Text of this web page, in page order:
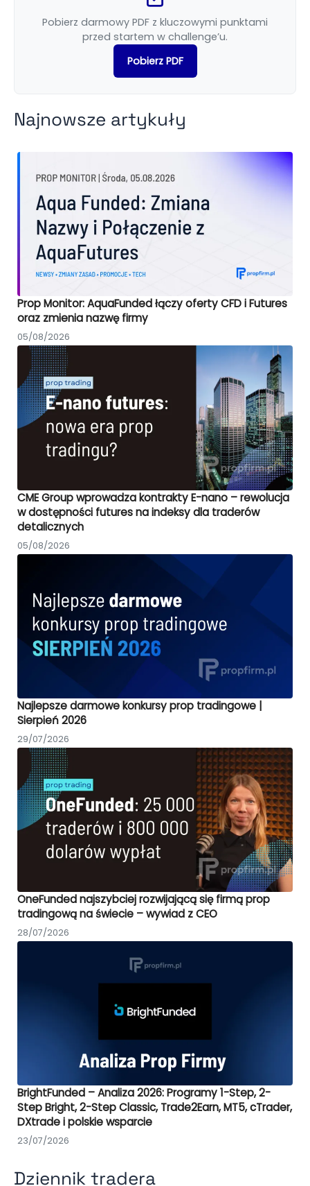
Pobierz darmowy PDF z kluczowymi punktami
przed startem w challenge’u.
Pobierz PDF
Najnowsze artykuły
Prop Monitor: AquaFunded łączy oferty CFD i Futures
oraz zmienia nazwę firmy
05/08/2026
CME Group wprowadza kontrakty E-nano – rewolucja
w dostępności futures na indeksy dla traderów
detalicznych
05/08/2026
Najlepsze darmowe konkursy prop tradingowe |
Sierpień 2026
29/07/2026
OneFunded najszybciej rozwijającą się firmą prop
tradingową na świecie – wywiad z CEO
28/07/2026
BrightFunded – Analiza 2026: Programy 1-Step, 2-
Step Bright, 2-Step Classic, Trade2Earn, MT5, cTrader,
DXtrade i polskie wsparcie
23/07/2026
Dziennik tradera